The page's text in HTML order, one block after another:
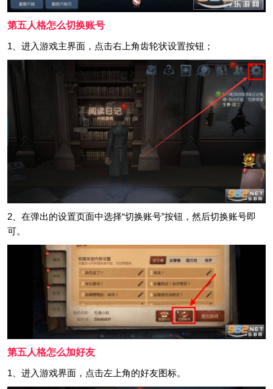
第五人格怎么切换账号
1、进入游戏主界面，点击右上角齿轮状设置按钮；
2、在弹出的设置页面中选择“切换账号”按钮，然后切换账号即
可。
第五人格怎么加好友
1、进入游戏界面，点击左上角的好友图标。